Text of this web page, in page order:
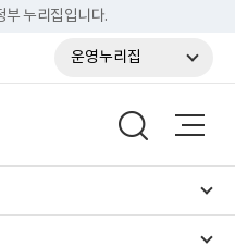
부 누리집입니다.
운영누리집